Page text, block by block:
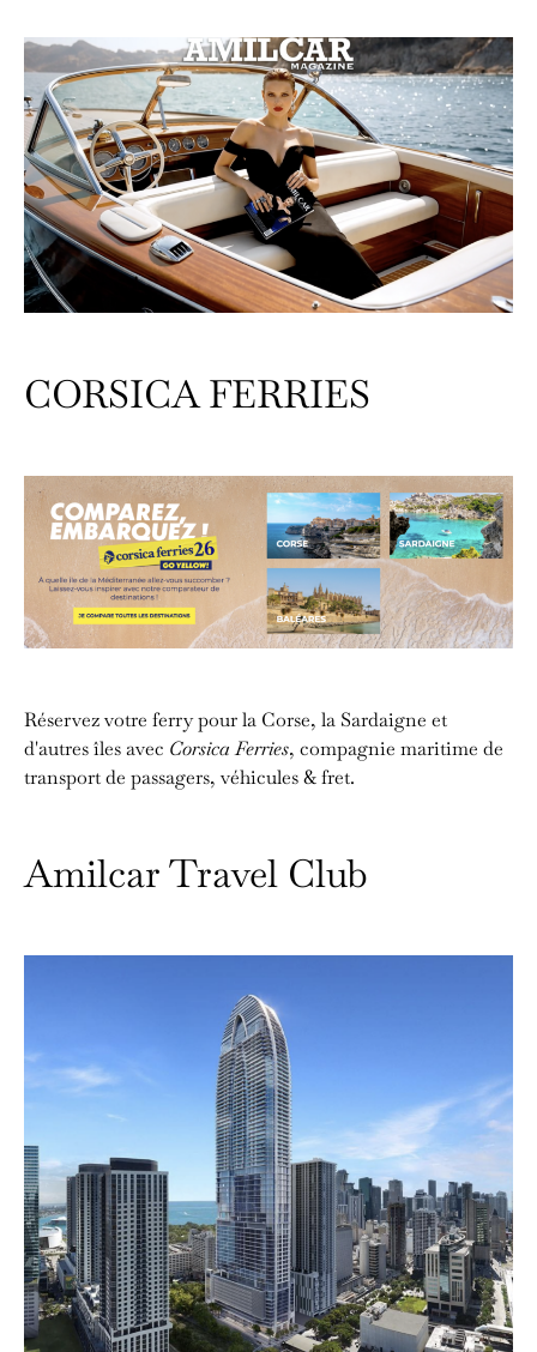
CORSICA FERRIES
Réservez votre ferry pour la Corse, la Sardaigne et
d'autres îles avec Corsica Ferries, compagnie maritime de
transport de passagers, véhicules & fret.
Amilcar Travel Club